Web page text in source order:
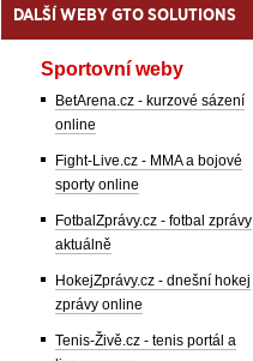
DALŠÍ WEBY GTO SOLUTIONS
Sportovní weby
BetArena.cz - kurzové sázení
online
Fight-Live.cz - MMA a bojové
sporty online
FotbalZprávy.cz - fotbal zprávy
aktuálně
HokejZprávy.cz - dnešní hokej
zprávy online
Tenis-Živě.cz - tenis portál a